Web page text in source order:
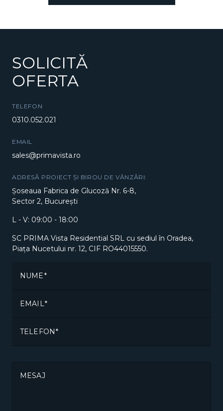
SOLICITĂ
OFERTA
TELEFON
0310.052.021
EMAIL
sales@primavista.ro
ADRESĂ PROIECT ȘI BIROU DE VÂNZĂRI:
Șoseaua Fabrica de Glucoză Nr. 6-8,
Sector 2, București
L - V: 09:00 - 18:00
SC PRIMA Vista Residential SRL cu sediul în Oradea,
Piața Nucetului nr. 12, CIF RO44015550.
NUME
EMAIL
TELEFON
MESAJ